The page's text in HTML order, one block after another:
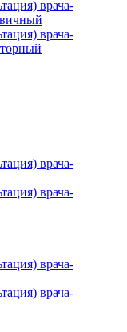
врача-
врача-
врача-
врача-
врача-
врача-